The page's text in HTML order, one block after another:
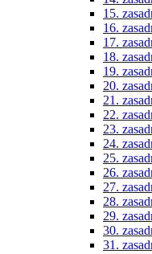
15.
16.
17.
18.
19.
20.
21.
22.
23.
24.
25.
26.
27.
28.
29.
30.
31.